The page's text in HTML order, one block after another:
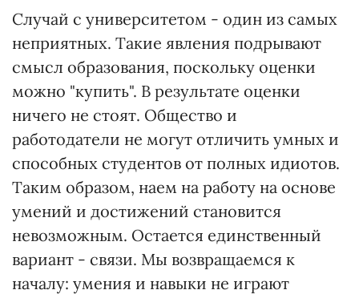
Случай с университетом - один из самых
неприятных. Такие явления подрывают
смысл образования, поскольку оценки
можно "купить". В результате оценки
ничего не стоят. Общество и
работодатели не могут отличить умных и
способных студентов от полных идиотов.
Таким образом, наем на работу на основе
умений и достижений становится
невозможным. Остается единственный
вариант - связи. Мы возвращаемся к
началу: умения и навыки не играют